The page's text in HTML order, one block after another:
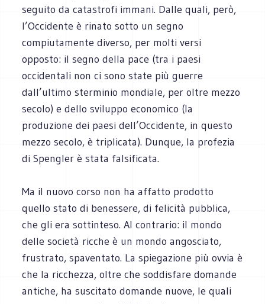
seguito da catastrofi immani. Dalle quali, però,
l’Occidente è rinato sotto un segno
compiutamente diverso, per molti versi
opposto: il segno della pace (tra i paesi
occidentali non ci sono state più guerre
dall’ultimo sterminio mondiale, per oltre mezzo
secolo) e dello sviluppo economico (la
produzione dei paesi dell’Occidente, in questo
mezzo secolo, è triplicata). Dunque, la profezia
di Spengler è stata falsificata.
Ma il nuovo corso non ha affatto prodotto
quello stato di benessere, di felicità pubblica,
che gli era sottinteso. Al contrario: il mondo
delle società ricche è un mondo angosciato,
frustrato, spaventato. La spiegazione più ovvia è
che la ricchezza, oltre che soddisfare domande
antiche, ha suscitato domande nuove, le quali